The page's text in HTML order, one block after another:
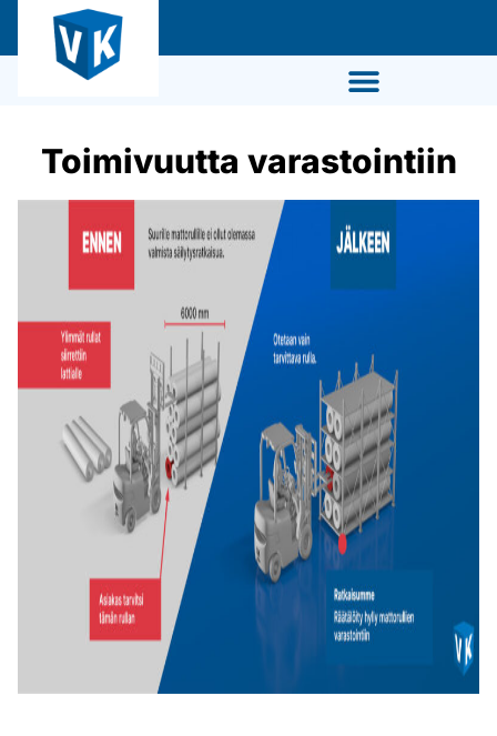
Toimivuutta varastointiin
Tiesitkö, että voit saada
tuotteet ja asennuksen
nyt myös leasingilla?
Leasingrahoituksella saat joustavasti